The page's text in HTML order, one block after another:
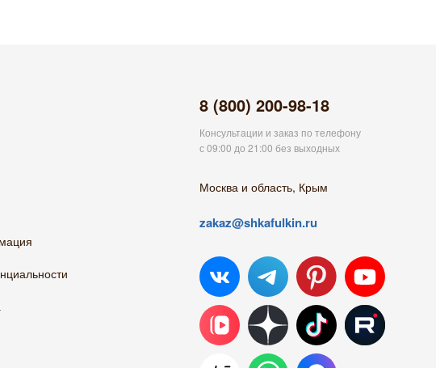
8 (800) 200-98-18
Консультации и заказ по телефону
с 09:00 до 21:00 без выходных
Москва и область, Крым
zakaz@shkafulkin.ru